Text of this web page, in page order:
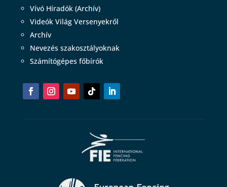
Vívó Híradók (Archív)
Videók Világ Versenyekről
Archív
Nevezés szakosztályoknak
Számítógépes főbírók